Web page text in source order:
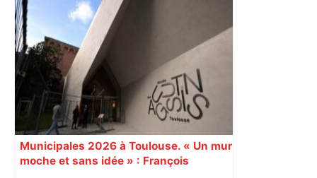
Municipales 2026 à Toulouse. « Un mur
moche et sans idée » : François